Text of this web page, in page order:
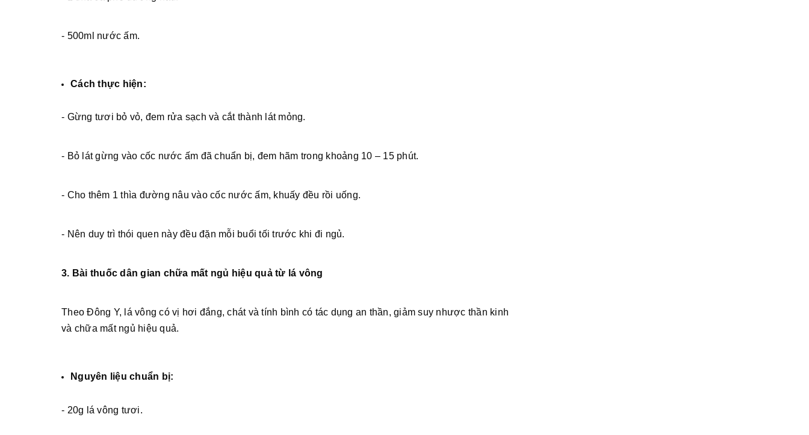
- 500ml nước ấm.
Cách thực hiện:
- Gừng tươi bỏ vỏ, đem rửa sạch và cắt thành lát mỏng.
- Bỏ lát gừng vào cốc nước ấm đã chuẩn bị, đem hãm trong khoảng 10 – 15 phút.
- Cho thêm 1 thìa đường nâu vào cốc nước ấm, khuấy đều rồi uống.
- Nên duy trì thói quen này đều đặn mỗi buổi tối trước khi đi ngủ.
3. Bài thuốc dân gian chữa mất ngủ hiệu quả từ lá vông
Theo Đông Y, lá vông có vị hơi đắng, chát và tính bình có tác dụng an thần, giảm suy nhược thần kinh
và chữa mất ngủ hiệu quả.
Nguyên liệu chuẩn bị:
- 20g lá vông tươi.